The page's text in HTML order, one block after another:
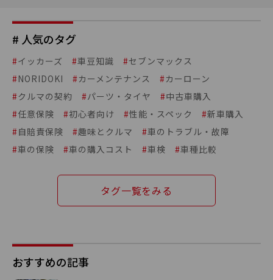
# 人気のタグ
#イッカーズ #車豆知識 #セブンマックス
#NORIDOKI #カーメンテナンス #カーローン
#クルマの契約 #パーツ・タイヤ #中古車購入
#任意保険 #初心者向け #性能・スペック #新車購入
#自賠責保険 #趣味とクルマ #車のトラブル・故障
#車の保険 #車の購入コスト #車検 #車種比較
タグ一覧をみる
おすすめの記事